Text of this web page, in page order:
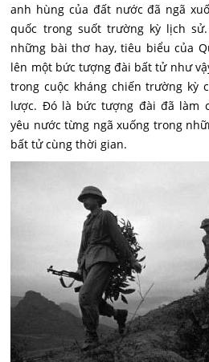
anh hùng của đất nước đã ngã
quốc trong suốt trường kỳ lịch sử.
những bài thơ hay, tiêu biểu của
lên một bức tượng đài bất tử như
trong cuộc kháng chiến trường kỳ
lược. Đó là bức tượng đài đã làm
yêu nước từng ngã xuống trong
bất tử cùng thời gian.